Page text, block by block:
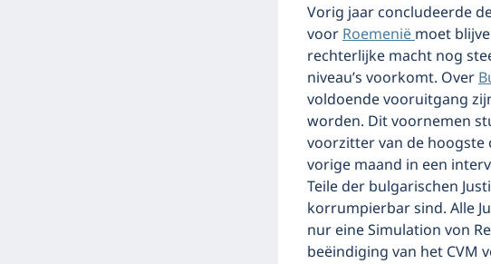
Vorig jaar concludeerde
voorRoemeniëmoet
rechterlijke macht nog
niveau’s voorkomt. Over
voldoende vooruitgang
worden. Dit voornemen
voorzitter van de hoogste
vorige maand in een
Teile der bulgarischen
korrumpierbar sind. Alle
nur eine Simulation von
beëindiging van het CVM